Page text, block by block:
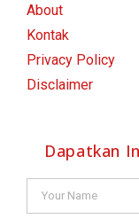
About
Kontak
Privacy Policy
Disclaimer
Dapatkan